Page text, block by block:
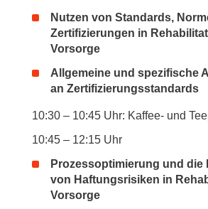
Nutzen von Standards,
Zertifizierungen in
Vorsorge
Allgemeine und spezifische
an Zertifizierungsstandards
10:30 – 10:45 Uhr: Kaffee- und
10:45 – 12:15 Uhr
Prozessoptimierung und die
von Haftungsrisiken in
Vorsorge